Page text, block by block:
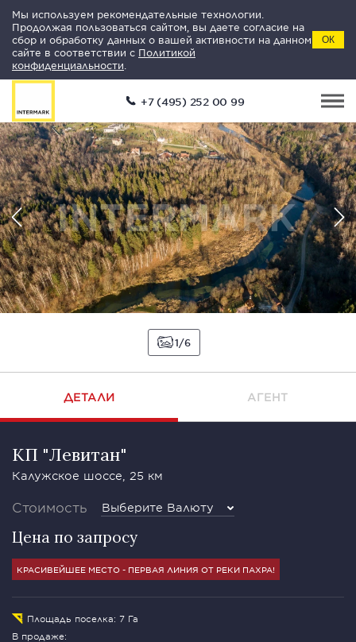
Мы используем рекомендательные технологии.
Продолжая пользоваться сайтом, вы даете согласие на
сбор и обработку данных о вашей активности на данном
сайте в соответствии с Политикой
конфиденциальности
ОК
+7 (495) 252 00 99
1 6
ДЕТАЛИ АГЕНТ
КП "Левитан"
Калужское шоссе, 25 км
Стоимость Выберите Валюту
Цена по запросу
КРАСИВЕЙШЕЕ МЕСТО - ПЕРВАЯ ЛИНИЯ ОТ РЕКИ ПАХРА!
Площадь поселка: 7 Га
В продаже: